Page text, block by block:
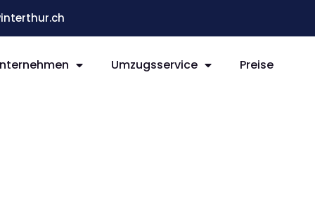
Umzugsservice Preise